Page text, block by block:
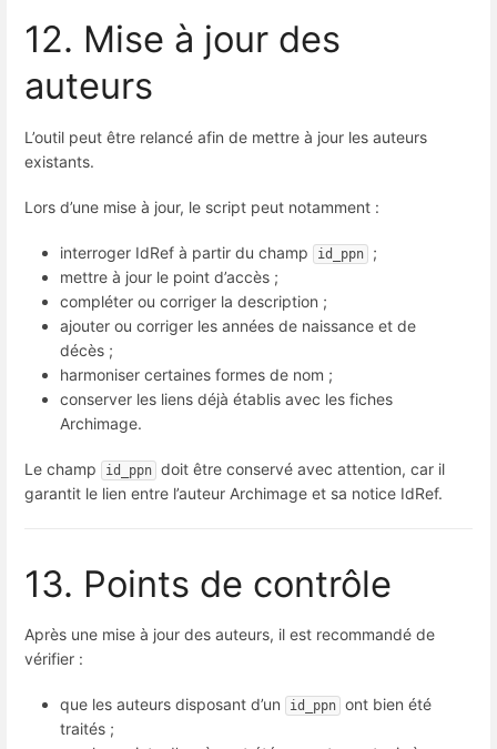
12. Mise à jour des
auteurs
L’outil peut être relancé afin de mettre à jour les auteurs
existants.
Lors d’une mise à jour, le script peut notamment :
interroger IdRef à partir du champ id_ppn
;
mettre à jour le point d’accès ;
compléter ou corriger la description ;
ajouter ou corriger les années de naissance et de
décès ;
harmoniser certaines formes de nom ;
conserver les liens déjà établis avec les fiches
Archimage.
Le champ id_ppn doit être conservé avec attention, car il
garantit le lien entre l’auteur Archimage et sa notice IdRef.
13. Points de contrôle
Après une mise à jour des auteurs, il est recommandé de
vérifier :
que les auteurs disposant d’un id_ppn ont bien été
traités ;